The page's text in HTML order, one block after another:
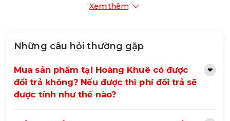
Đa nhiệm mượt mà với 16GB RAM:
giật lag.
512GB PCIe NVMe mang lại tốc độ khởi động máy và
truy cập dữ liệu cực nhanh, đồng thời cung cấp
không gian lưu trữ lớn cho các tệp tin quan trọng, tài
Xem thêm
Những câu hỏi thường gặp
Mua sản phẩm tại Hoàng Khuê có được
đổi trả không? Nếu được thì phí đổi trả sẽ
được tính như thế nào?